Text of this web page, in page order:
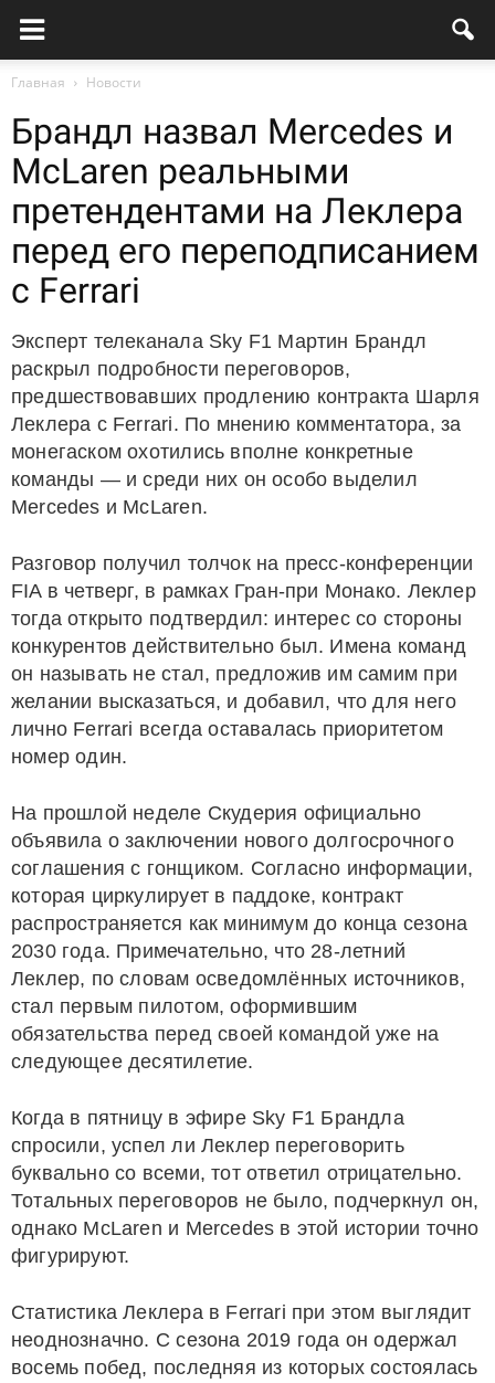
Главная Новости
Брандл назвал Mercedes и
McLaren реальными
претендентами на Леклера
перед его переподписанием
с Ferrari
Эксперт телеканала Sky F1 Мартин Брандл
раскрыл подробности переговоров,
предшествовавших продлению контракта Шарля
Леклера с Ferrari. По мнению комментатора, за
монегаском охотились вполне конкретные
команды — и среди них он особо выделил
Mercedes и McLaren.
Разговор получил толчок на пресс-конференции
FIA в четверг, в рамках Гран-при Монако. Леклер
тогда открыто подтвердил: интерес со стороны
конкурентов действительно был. Имена команд
он называть не стал, предложив им самим при
желании высказаться, и добавил, что для него
лично Ferrari всегда оставалась приоритетом
номер один.
На прошлой неделе Скудерия официально
объявила о заключении нового долгосрочного
соглашения с гонщиком. Согласно информации,
которая циркулирует в паддоке, контракт
распространяется как минимум до конца сезона
2030 года. Примечательно, что 28-летний
Леклер, по словам осведомлённых источников,
стал первым пилотом, оформившим
обязательства перед своей командой уже на
следующее десятилетие.
Когда в пятницу в эфире Sky F1 Брандла
спросили, успел ли Леклер переговорить
буквально со всеми, тот ответил отрицательно.
Тотальных переговоров не было, подчеркнул он,
однако McLaren и Mercedes в этой истории точно
фигурируют.
Статистика Леклера в Ferrari при этом выглядит
неоднозначно. С сезона 2019 года он одержал
восемь побед, последняя из которых состоялась